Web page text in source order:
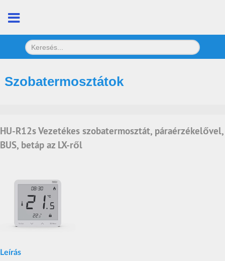
Szobatermosztátok
HU-R12s Vezetékes szobatermosztát, páraérzékelővel,
BUS, betáp az LX-ről
Leírás